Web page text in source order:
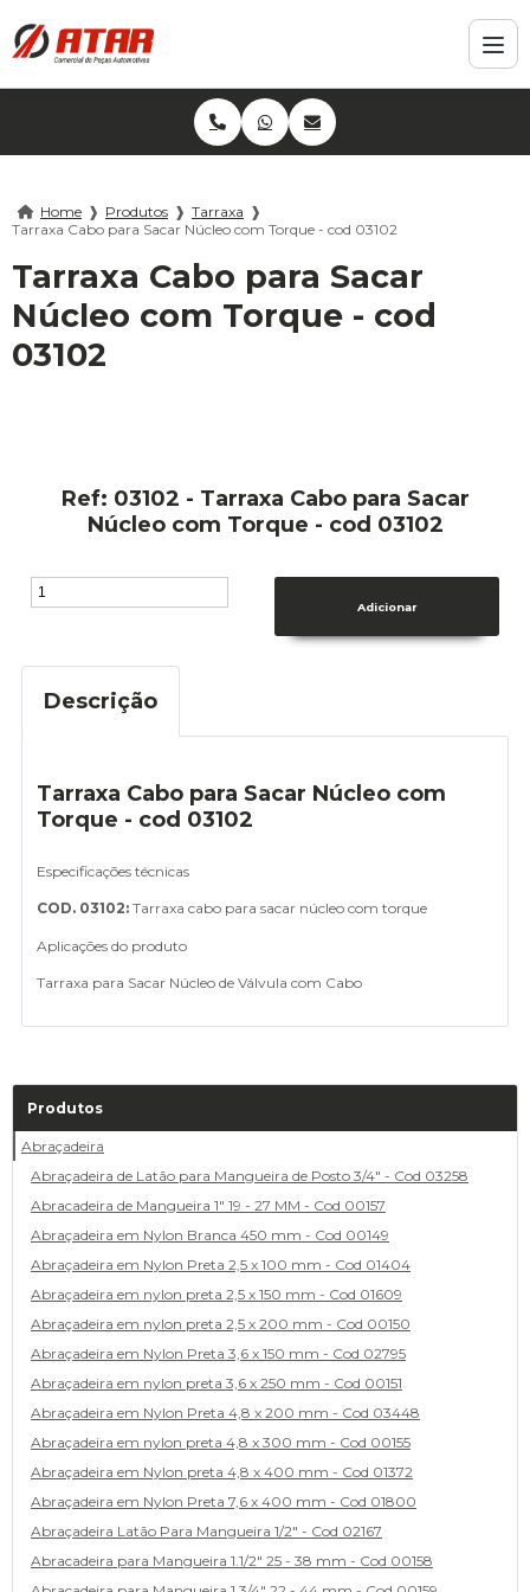
Home ❱ Produtos ❱ Tarraxa ❱
Tarraxa Cabo para Sacar Núcleo com Torque - cod 03102
Tarraxa Cabo para Sacar
Núcleo com Torque - cod
03102
Ref: 03102 - Tarraxa Cabo para Sacar
Núcleo com Torque - cod 03102
Descrição
Tarraxa Cabo para Sacar Núcleo com
Torque - cod 03102
Especificações técnicas
COD. 03102: Tarraxa cabo para sacar núcleo com torque
Aplicações do produto
Tarraxa para Sacar Núcleo de Válvula com Cabo
Produtos
Abraçadeira
Abraçadeira de Latão para Mangueira de Posto 3/4" - Cod 03258
Abracadeira de Mangueira 1" 19 - 27 MM - Cod 00157
Abraçadeira em Nylon Branca 450 mm - Cod 00149
Abraçadeira em Nylon Preta 2,5 x 100 mm - Cod 01404
Abraçadeira em nylon preta 2,5 x 150 mm - Cod 01609
Abraçadeira em nylon preta 2,5 x 200 mm - Cod 00150
Abraçadeira em Nylon Preta 3,6 x 150 mm - Cod 02795
Abraçadeira em nylon preta 3,6 x 250 mm - Cod 00151
Abraçadeira em Nylon Preta 4,8 x 200 mm - Cod 03448
Abraçadeira em nylon preta 4,8 x 300 mm - Cod 00155
Abraçadeira em Nylon preta 4,8 x 400 mm - Cod 01372
Abraçadeira em Nylon Preta 7,6 x 400 mm - Cod 01800
Abraçadeira Latão Para Mangueira 1/2" - Cod 02167
Abracadeira para Mangueira 1.1/2" 25 - 38 mm - Cod 00158